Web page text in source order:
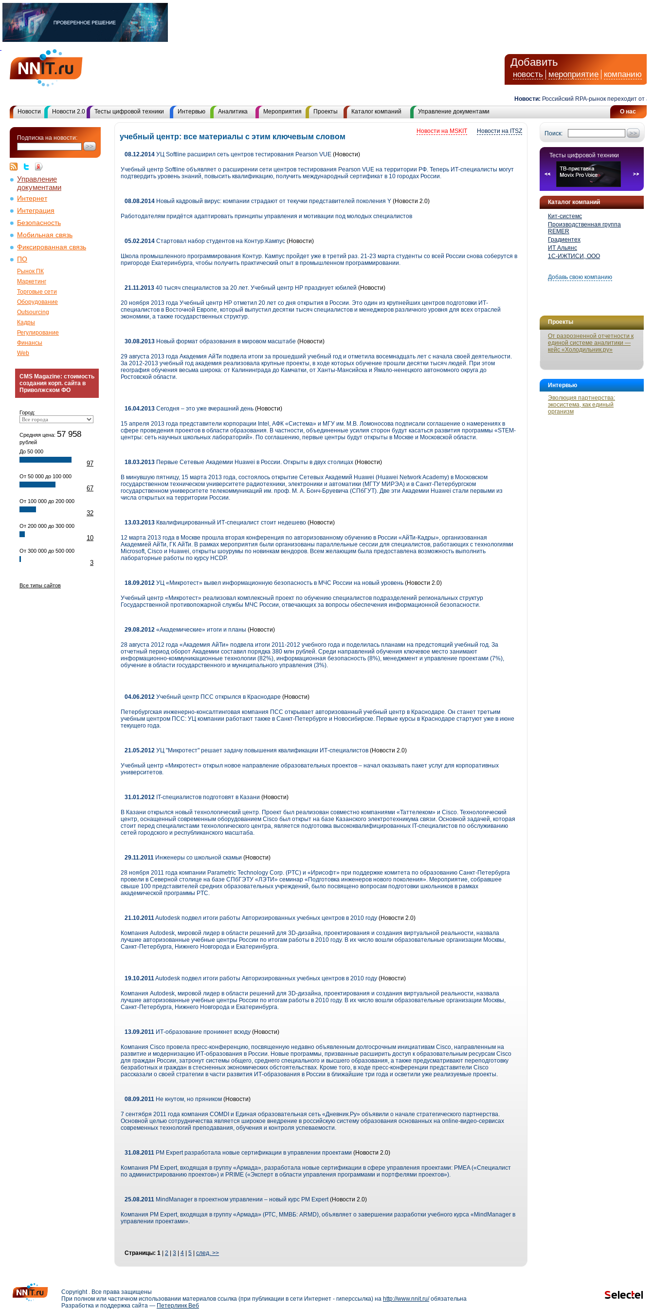
Добавить
новость мероприятие компанию
Новости: Российский RPA-рынок переходит от
О нас
Новости Новости 2.0 Тесты цифровой техники Интервью Аналитика Мероприятия Проекты Каталог компаний Управление документами
Подписка на новости:
Управление
документами
Интернет
Интеграция
Безопасность
Мобильная связь
Фиксированная связь
ПО
Рынок ПК
Маркетинг
Торговые сети
Оборудование
Outsourcing
Кадры
Регулирование
Финансы
Web
CMS Magazine: стоимость
создания корп. сайта в
Приволжском ФО
Город:
Средняя цена: 57 958
рублей
До 50 000
97
От 50 000 до 100 000
67
От 100 000 до 200 000
32
От 200 000 до 300 000
10
От 300 000 до 500 000
3
Все типы сайтов
Поиск:
Тесты цифровой техники
Каталог компаний
Кит-системс
Производственная группа
REMER
Градиентех
ИТ Альянс
1С-ИЖТИСИ, ООО
Добавь свою компанию
Проекты
От разрозненной отчетности к
единой системе аналитики —
кейс «Холодильник.ру»
Интервью
Эволюция партнерства:
экосистема, как единый
организм
Новости на ITSZ
Новости на MSKIT
учебный центр: все материалы с этим ключевым словом
08.12.2014 УЦ Softline расширил сеть центров тестирования Pearson VUE (Новости)
Учебный центр Softline объявляет о расширении сети центров тестирования Pearson VUE на территории РФ. Теперь ИТ-специалисты могут
подтвердить уровень знаний, повысить квалификацию, получить международный сертификат в 10 городах России.
08.08.2014 Новый кадровый вирус: компании страдают от текучки представителей поколения Y (Новости 2.0)
Работодателям придётся адаптировать принципы управления и мотивации под молодых специалистов
05.02.2014 Стартовал набор студентов на Контур.Кампус (Новости)
Школа промышленного программирования Контур. Кампус пройдет уже в третий раз. 21-23 марта студенты со всей России снова соберутся в
пригороде Екатеринбурга, чтобы получить практический опыт в промышленном программировании.
21.11.2013 40 тысяч специалистов за 20 лет. Учебный центр HP празднует юбилей (Новости)
20 ноября 2013 года Учебный центр HP отметил 20 лет со дня открытия в России. Это один из крупнейших центров подготовки ИТ-
специалистов в Восточной Европе, который выпустил десятки тысяч специалистов и менеджеров различного уровня для всех отраслей
экономики, а также государственных структур.
30.08.2013 Новый формат образования в мировом масштабе (Новости)
29 августа 2013 года Академия АйТи подвела итоги за прошедший учебный год и отметила восемнадцать лет с начала своей деятельности.
За 2012-2013 учебный год академия реализовала крупные проекты, в ходе которых обучение прошли десятки тысяч людей. При этом
география обучения весьма широка: от Калининграда до Камчатки, от Ханты-Мансийска и Ямало-ненецкого автономного округа до
Ростовской области.
16.04.2013 Сегодня – это уже вчерашний день (Новости)
15 апреля 2013 года представители корпорации Intel, АФК «Система» и МГУ им. М.В. Ломоносова подписали соглашение о намерениях в
сфере проведения проектов в области образования. В частности, объединенные усилия сторон будут касаться развития программы «STEM-
центры: сеть научных школьных лабораторий». По соглашению, первые центры будут открыты в Москве и Московской области.
18.03.2013 Первые Сетевые Академии Huawei в России. Открыты в двух столицах (Новости)
В минувшую пятницу, 15 марта 2013 года, состоялось открытие Сетевых Академий Huawei (Huawei Network Academy) в Московском
государственном техническом университете радиотехники, электроники и автоматики (МГТУ МИРЭА) и в Санкт-Петербургском
государственном университете телекоммуникаций им. проф. М. А. Бонч-Бруевича (СПбГУТ). Две эти Академии Huawei стали первыми из
числа открытых на территории России.
13.03.2013 Квалифицированный ИТ-специалист стоит недешево (Новости)
12 марта 2013 года в Москве прошла вторая конференция по авторизованному обучению в России «АйТи-Кадры», организованная
Академией АйТи, ГК АйТи. В рамках мероприятия были организованы параллельные сессии для специалистов, работающих с технологиями
Microsoft, Cisco и Huawei, открыты шоурумы по новинкам вендоров. Всем желающим была предоставлена возможность выполнить
лабораторные работы по курсу HCDP.
18.09.2012 УЦ «Микротест» вывел информационную безопасность в МЧС России на новый уровень (Новости 2.0)
Учебный центр «Микротест» реализовал комплексный проект по обучению специалистов подразделений региональных структур
Государственной противопожарной службы МЧС России, отвечающих за вопросы обеспечения информационной безопасности.
29.08.2012 «Академические» итоги и планы (Новости)
28 августа 2012 года «Академия АйТи» подвела итоги 2011-2012 учебного года и поделилась планами на предстоящий учебный год. За
отчетный период оборот Академии составил порядка 380 млн рублей. Среди направлений обучения ключевое место занимают
информационно-коммуникационные технологии (82%), информационная безопасность (8%), менеджмент и управление проектами (7%),
обучение в области государственного и муниципального управления (3%).
04.06.2012 Учебный центр ПСС открылся в Краснодаре (Новости)
Петербургская инженерно-консалтинговая компания ПСС открывает авторизованный учебный центр в Краснодаре. Он станет третьим
учебным центром ПСС: УЦ компании работают также в Санкт-Петербурге и Новосибирске. Первые курсы в Краснодаре стартуют уже в июне
текущего года.
21.05.2012 УЦ "Микротест" решает задачу повышения квалификации ИТ-специалистов (Новости 2.0)
Учебный центр «Микротест» открыл новое направление образовательных проектов – начал оказывать пакет услуг для корпоративных
университетов.
31.01.2012 IT-специалистов подготовят в Казани (Новости)
В Казани открылся новый технологический центр. Проект был реализован совместно компаниями «Таттелеком» и Cisco. Технологический
центр, оснащенный современным оборудованием Cisco был открыт на базе Казанского электротехникума связи. Основной задачей, которая
стоит перед специалистами технологического центра, является подготовка высококвалифицированных IT-специалистов по обслуживанию
сетей городского и республиканского масштаба.
29.11.2011 Инженеры со школьной скамьи (Новости)
28 ноября 2011 года компании Parametric Technology Corp. (PTC) и «Ирисофт» при поддержке комитета по образованию Санкт-Петербурга
провели в Северной столице на базе СПбГЭТУ «ЛЭТИ» семинар «Подготовка инженеров нового поколения». Мероприятие, собравшее
свыше 100 представителей средних образовательных учреждений, было посвящено вопросам подготовки школьников в рамках
академической программы PTC.
21.10.2011Autodesk подвел итоги работы Авторизированных учебных центров в 2010 году (Новости 2.0)
Компания Autodesk, мировой лидер в области решений для 3D-дизайна, проектирования и создания виртуальной реальности, назвала
лучшие авторизованные учебные центры России по итогам работы в 2010 году. В их число вошли образовательные организации Москвы,
Санкт-Петербурга, Нижнего Новгорода и Екатеринбурга.
19.10.2011Autodesk подвел итоги работы Авторизированных учебных центров в 2010 году (Новости)
Компания Autodesk, мировой лидер в области решений для 3D-дизайна, проектирования и создания виртуальной реальности, назвала
лучшие авторизованные учебные центры России по итогам работы в 2010 году. В их число вошли образовательные организации Москвы,
Санкт-Петербурга, Нижнего Новгорода и Екатеринбурга.
13.09.2011 ИТ-образование проникнет всюду (Новости)
Компания Cisco провела пресс-конференцию, посвященную недавно объявленным долгосрочным инициативам Cisco, направленным на
развитие и модернизацию ИТ-образования в России. Новые программы, призванные расширить доступ к образовательным ресурсам Cisco
для граждан России, затронут системы общего, среднего специального и высшего образования, а также предусматривают переподготовку
безработных и граждан в стесненных экономических обстоятельствах. Кроме того, в ходе пресс-конференции представители Cisco
рассказали о своей стратегии в части развития ИТ-образования в России в ближайшие три года и осветили уже реализуемые проекты.
08.09.2011 Не кнутом, но пряником (Новости)
7 сентября 2011 года компания COMDI и Единая образовательная сеть «Дневник.Ру» объявили о начале стратегического партнерства.
Основной целью сотрудничества является широкое внедрение в российскую систему образования основанных на online-видео-сервисах
современных технологий преподавания, обучения и контроля успеваемости.
31.08.2011 PM Expert разработала новые сертификации в управлении проектами (Новости 2.0)
Компания PM Expert, входящая в группу «Армада», разработала новые сертификации в сфере управления проектами: PMEA («Специалист
по администрированию проектов») и PRIME («Эксперт в области управления программами и портфелями проектов»).
25.08.2011 MindManager в проектном управлении – новый курс PM Expert(Новости 2.0)
Компания PM Expert, входящая в группу «Армада» (РТС, ММВБ: ARMD), объявляет о завершении разработки учебного курса «MindManager в
управлении проектами».
Страницы: 1 2 3 4 5 след. >>
Copyright . Все права защищены
При полном или частичном использовании материалов ссылка (при публикации в сети Интернет - гиперссылка) на http://www.nnit.ru/обязательна
Разработка и поддержка сайта — Петерлинк Веб